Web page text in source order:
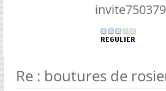
Re : boutures de